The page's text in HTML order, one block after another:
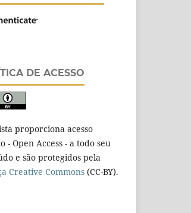
DE ACESSO
proporciona acesso
- Open Access - a todo seu
e são protegidos pela
Creative Commons (CC-BY).